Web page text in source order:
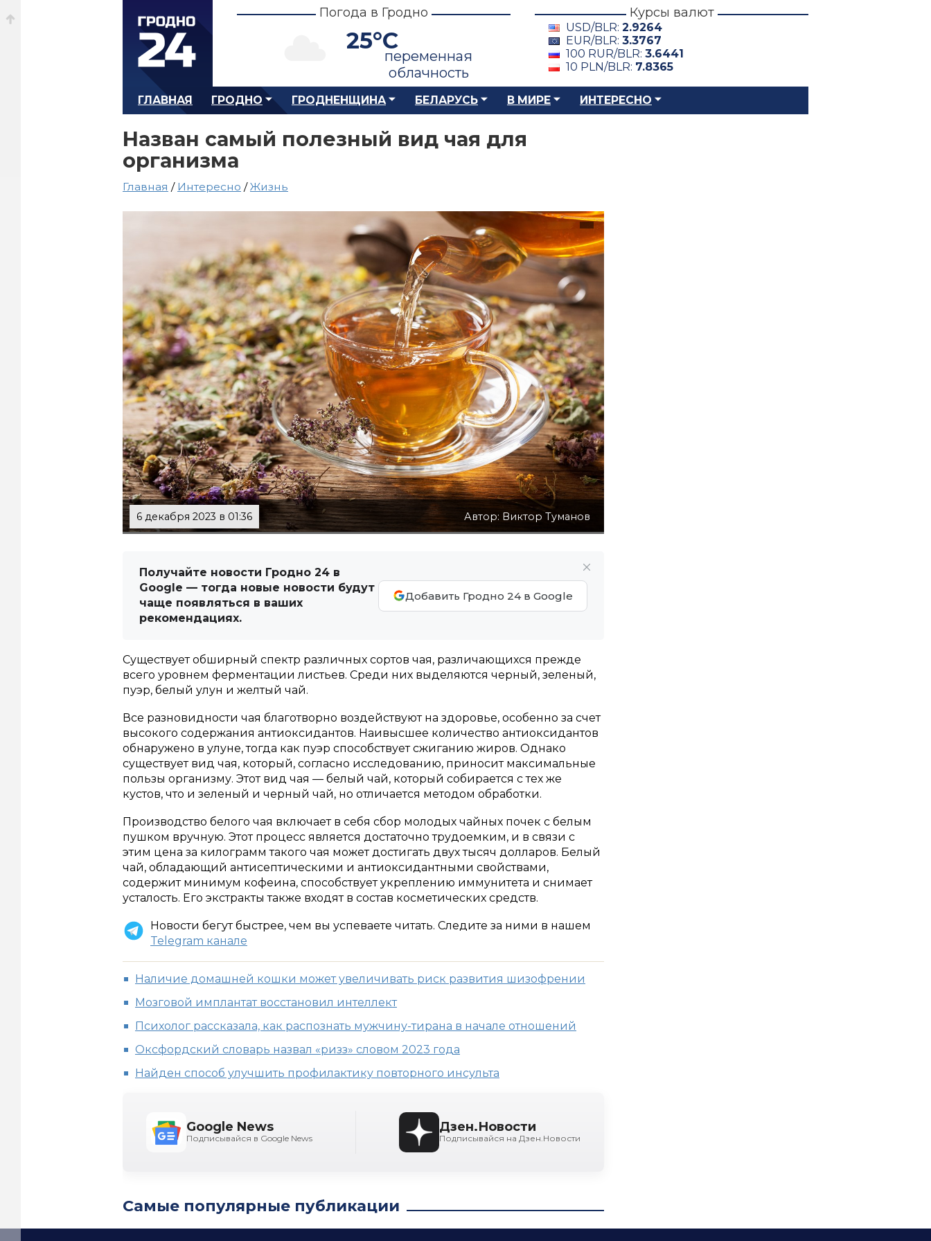
Погода в Гродно
25°C
переменная
облачность
Курсы валют
USD/BLR: 2.9264
EUR/BLR: 3.3767
100 RUR/BLR: 3.6441
10 PLN/BLR: 7.8365
ГЛАВНАЯ ГРОДНО ГРОДНЕНЩИНА БЕЛАРУСЬ В МИРЕ ИНТЕРЕСНО
Назван самый полезный вид чая для
организма
Главная / Интересно /Жизнь
6 декабря 2023 в 01:36 Автор: Виктор Туманов
Получайте новости Гродно 24 в
Google — тогда новые новости будут
чаще появляться в ваших
рекомендациях.
Добавить Гродно 24 в Google
Существует обширный спектр различных сортов чая, различающихся прежде
всего уровнем ферментации листьев. Среди них выделяются черный, зеленый,
пуэр, белый улун и желтый чай.
Все разновидности чая благотворно воздействуют на здоровье, особенно за счет
высокого содержания антиоксидантов. Наивысшее количество антиоксидантов
обнаружено в улуне, тогда как пуэр способствует сжиганию жиров. Однако
существует вид чая, который, согласно исследованию, приносит максимальные
пользы организму. Этот вид чая — белый чай, который собирается с тех же
кустов, что и зеленый и черный чай, но отличается методом обработки.
Производство белого чая включает в себя сбор молодых чайных почек с белым
пушком вручную. Этот процесс является достаточно трудоемким, и в связи с
этим цена за килограмм такого чая может достигать двух тысяч долларов. Белый
чай, обладающий антисептическими и антиоксидантными свойствами,
содержит минимум кофеина, способствует укреплению иммунитета и снимает
усталость. Его экстракты также входят в состав косметических средств.
Новости бегут быстрее, чем вы успеваете читать. Следите за ними в нашем
Telegram канале
Наличие домашней кошки может увеличивать риск развития шизофрении
Мозговой имплантат восстановил интеллект
Психолог рассказала, как распознать мужчину-тирана в начале отношений
Оксфордский словарь назвал «ризз» словом 2023 года
Найден способ улучшить профилактику повторного инсульта
Google News
Подписывайся в Google News
Дзен.Новости
Подписывайся на Дзен.Новости
Самые популярные публикации